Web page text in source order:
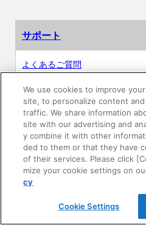
サポート
よくあるご質問
カタログ閲覧・資料請求
各種データダウンロード
WEB見積・各種シミュレーショ
交換用部品の購入
修理・点検
We use cookies to improve
site, to personalize content
traffic. We share information
site with our advertising and
y combine it with other
ded to them or that they have
of their services. Please click
mize your cookie settings on
cy
Cookie Settings